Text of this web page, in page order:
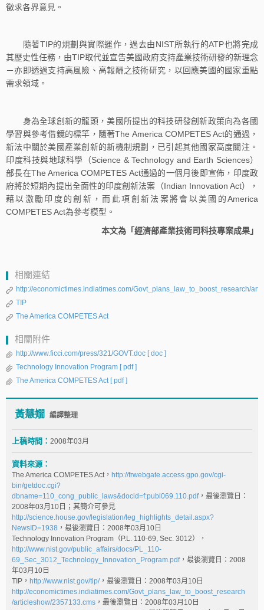
徵求各界意見。
隨著TIP的規劃與實際運作，過去由NIST所執行的ATP也將完成
其歷史性任務，由TIP取代並宣告美國政府支持產業技術研發的新理念
－亦即透過支持高風險、高報酬之技術研究，以回應美國的國家重點
需求領域。
身為全球創新的龍頭，美國所提出的科技研發創新政策向為各國
學習與參考借鏡的標竿，隨著The America COMPETES Act的通過，
新法中關於美國產業創新的新機制規劃，已引起其他國家高度關注。
印度科技與地球科學（Science & Technology and Earth Sciences）
部長在The America COMPETES Act通過的一個月後即宣佈，印度政
府將於短期內提出全面性的印度創新法案（Indian Innovation Act），
藉以激勵印度的創新，而此項創新法案將會以美國的America
COMPETES Act為參考模型。
本文為「經濟部產業技術司科技專案成果」
相關連結
http://economictimes.indiatimes.com/Govt_plans_law_to_boost_research/
TIP
The America COMPETES Act
相關附件
http://www.ficci.com/press/321/GOVT.doc [ doc ]
Technology Innovation Program [ pdf ]
The America COMPETES Act [ pdf ]
黃慧嫺 編譯整理
上稿時間： 2008年03月
資料來源：
The America COMPETES Act， http://frwebgate.access.gpo.gov/cgi-
bin/getdoc.cgi?
dbname=110_cong_public_laws&docid=f:publ069.110.pdf，最後瀏覽日：
2008年03月10日；其簡介可參見
http://science.house.gov/legislation/leg_highlights_detail.aspx?
NewsID=1938 ，最後瀏覽日：2008年03月10日
Technology Innovation Program（P.L. 110-69, Sec. 3012），
http://www.nist.gov/public_affairs/docs/PL_110-
69_Sec_3012_Technology_Innovation_Program.pdf，最後瀏覽日：2008
年03月10日
TIP， http://www.nist.gov/tip/，最後瀏覽日：2008年03月10日
http://economictimes.indiatimes.com/Govt_plans_law_to_boost_research
/articleshow/2357133.cms ，最後瀏覽日：2008年03月10日